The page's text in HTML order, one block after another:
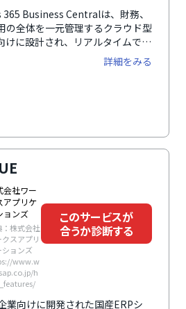
Business Centralは、財務、
の全体を一元管理するクラウド型
けに設計され、リアルタイムでデ
効率化、迅速な意思決定ができま
跡、プロジェクト管理、販売やカ
など幅広い機能を備え、
ータの共有や分析が容易になりま
詳細をみる
会社ワー
アプリケ
ョンズ
：株式会社
クスアプリ
ションズ
www.w
h
このサービスが
合うか診断する
業向けに開発された国産ERPシ